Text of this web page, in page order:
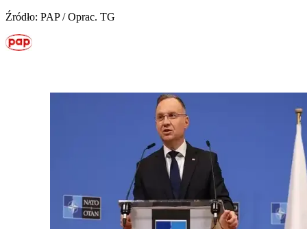
Źródło: PAP / Oprac. TG